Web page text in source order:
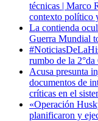
técnicas | Marco
contexto político
La contienda
Guerra Mundial
rumbo de la
Acusa presunta
documentos de
críticas en el
«Operación
planificaron y